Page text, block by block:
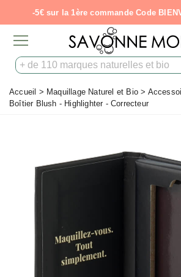
-5€ sur la 1ère commande Code
Accueil > Maquillage Naturel et Bio >
Boîtier Blush - Highlighter - Correcteur